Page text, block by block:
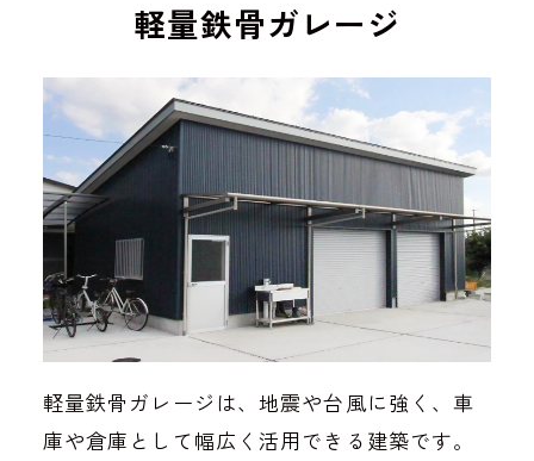
軽量鉄骨ガレージ
軽量鉄骨ガレージは、地震や台風に強く、車
庫や倉庫として幅広く活用できる建築です。